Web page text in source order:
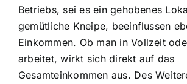
Betriebs, sei es ein gehobenes
gemütliche Kneipe, beeinflussen
Einkommen. Ob man in Vollzeit
arbeitet, wirkt sich direkt auf das
Gesamteinkommen aus. Des